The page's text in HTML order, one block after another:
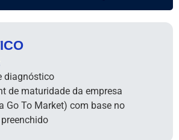
diagnóstico
de maturidade da empresa
Go To Market) com base no